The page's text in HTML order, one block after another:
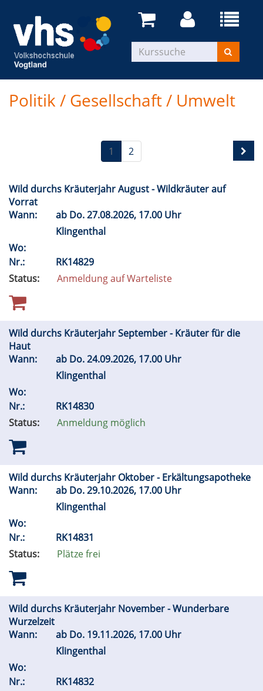
Politik / Gesellschaft / Umwelt
1 2
Wild durchs Kräuterjahr August - Wildkräuter auf
Vorrat
Wann:
ab Do.27.08.2026, 17.00 Uhr
Klingenthal
Wo:
Nr.:
RK14829
Status:
Anmeldung auf Warteliste
Wild durchs Kräuterjahr September - Kräuter für die
Haut
Wann:
ab Do.24.09.2026, 17.00 Uhr
Klingenthal
Wo:
Nr.:
RK14830
Status:
Anmeldung möglich
Wild durchs Kräuterjahr Oktober - Erkältungsapotheke
Wann:
ab Do.29.10.2026, 17.00 Uhr
Klingenthal
Wo:
Nr.:
RK14831
Status:
Plätze frei
Wild durchs Kräuterjahr November - Wunderbare
Wurzelzeit
Wann:
ab Do. 19.11.2026, 17.00 Uhr
Klingenthal
Wo:
Nr.:
RK14832